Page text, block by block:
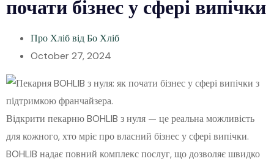
почати бізнес у сфері випічки
Про Хліб від Бо Хліб
October 27, 2024
Відкрити пекарню BOHLIB з нуля — це реальна можливість
для кожного, хто мріє про власний бізнес у сфері випічки.
BOHLIB надає повний комплекс послуг, що дозволяє швидко